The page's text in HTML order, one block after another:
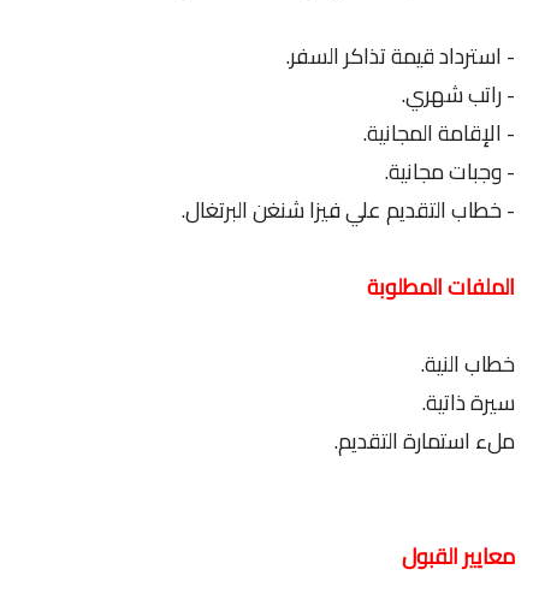
- استرداد قيمة تذاكر السفر.
- راتب شهري.
- الإقامة المجانية.
- وجبات مجانية.
- خطاب التقديم علي فيزا شنغن البرتغال.
الملفات المطلوبة
خطاب النية.
سيرة ذاتية.
ملء استمارة التقديم.
معايير القبول